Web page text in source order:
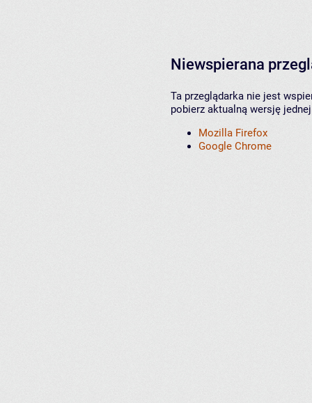
Niewspierana
Ta przeglądarka nie jest
pobierz aktualną wersję
Mozilla Firefox
Google Chrome